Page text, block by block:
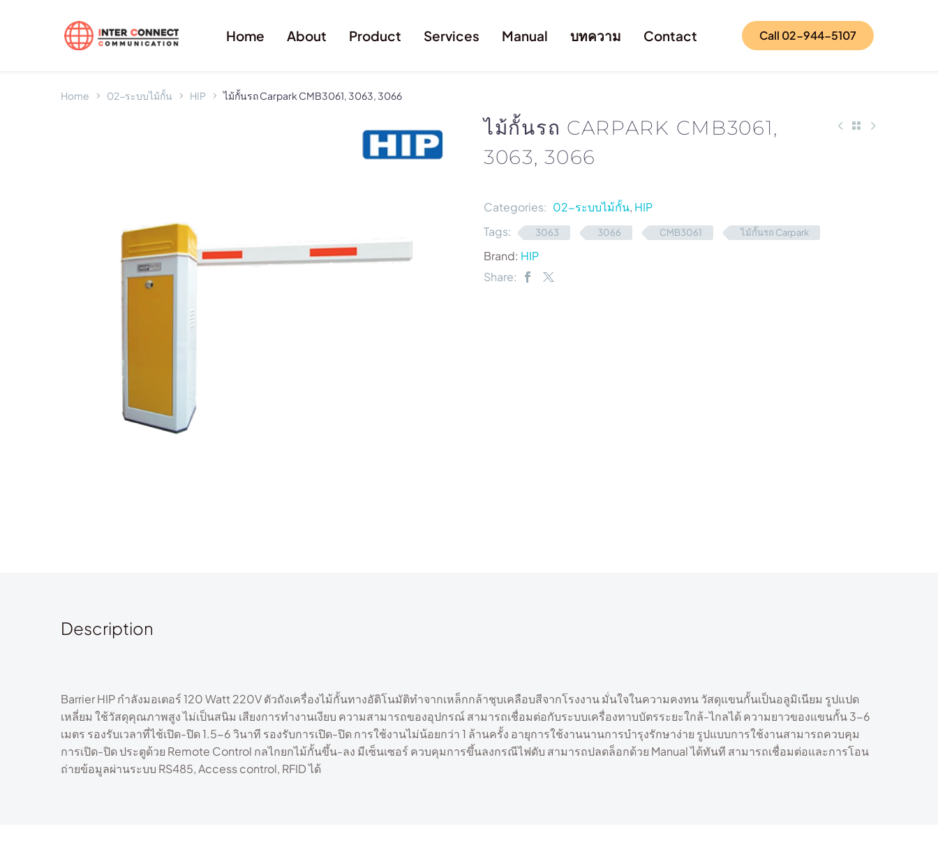
Home About Product Services Manual บทความ Contact Call 02-944-5107
Home 02-ระบบไม้กั้น HIP ไม้กั้นรถ Carpark CMB3061, 3063, 3066
ไม้กั้นรถ CARPARK CMB3061,
3063, 3066
Categories: 02-ระบบไม้กั้น, HIP
Tags:
3063 3066 CMB3061 ไม้กั้นรถ Carpark
Brand: HIP
Share:
Description
Barrier HIP กำลังมอเตอร์ 120 Watt 220V ตัวถังเครื่องไม้กั้นทางอัติโนมัติทำจากเหล็กกล้าชุบเคลือบสีจากโรงงาน มั่นใจในความคงทน วัสดุแขนกั้นเป็นอลูมิเนียม รูปแปด
เหลี่ยม ใช้วัสดุคุณภาพสูง ไม่เป็นสนิม เสียงการทำงานเงียบ ความสามารถของอุปกรณ์ สามารถเชื่อมต่อกับระบบเครื่องทาบบัตรระยะใกล้-ไกลได้ ความยาวของแขนกั้น 3-6
เมตร รองรับเวลาที่ไช้เปิด-ปิด 1.5-6 วินาที รองรับการเปิด-ปิด การใช้งานไม่น้อยกว่า 1 ล้านครั้ง อายุการใช้งานนานการบำรุงรักษาง่าย รูปแบบการใช้งานสามารถควบคุม
การเปิด-ปิด ประตูด้วย Remote Control กลไกยกไม้กั้นขึ้น-ลง มีเซ็นเซอร์ ควบคุมการขึ้นลงกรณีไฟดับ สามารถปลดล็อกด้วย Manual ได้ทันที สามารถเชื่อมต่อและการโอน
ถ่ายข้อมูลผ่านระบบ RS485, Access control, RFID ได้